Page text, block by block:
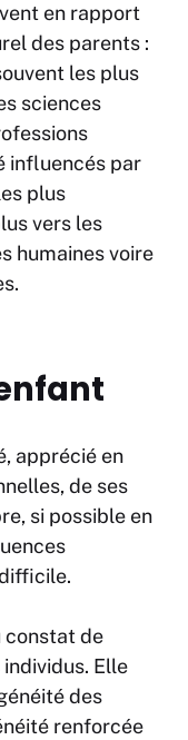
en rapport
des parents :
les plus
sciences
influencés par
plus
vers les
humaines voire
apprécié en
de ses
si possible en
constat de
Elle
des
renforcée